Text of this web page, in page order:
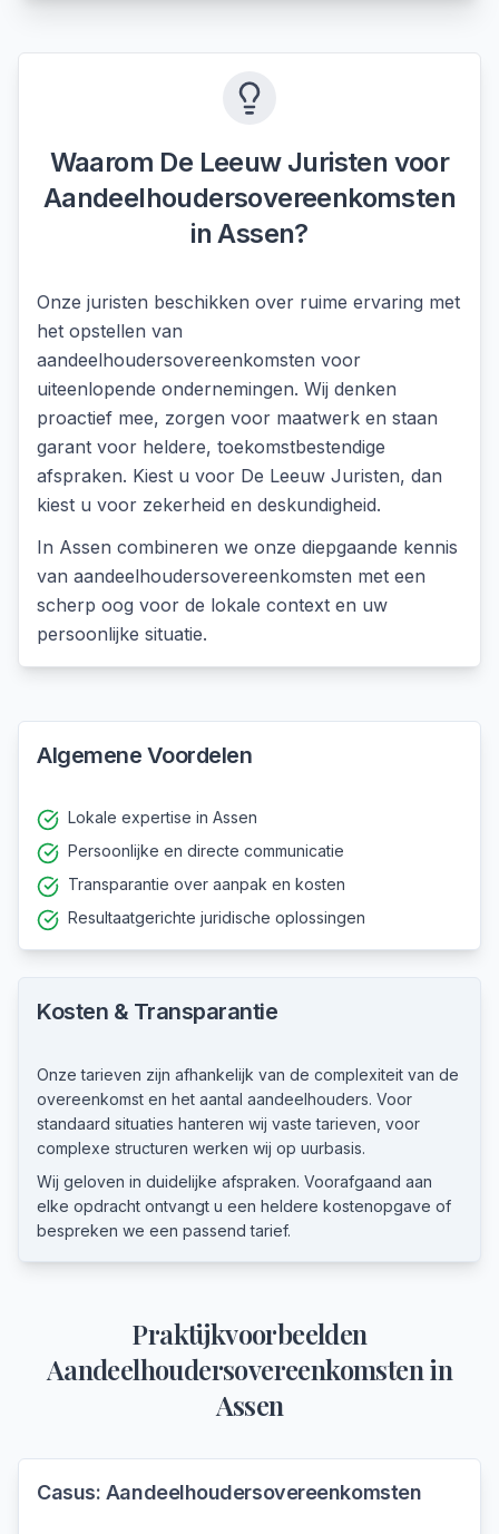
Waarom De Leeuw Juristen voor
Aandeelhoudersovereenkomsten
inAssen?
Onze juristen beschikken over ruime ervaring met
het opstellen van
aandeelhoudersovereenkomsten voor
uiteenlopende ondernemingen. Wij denken
proactief mee, zorgen voor maatwerk en staan
garant voor heldere, toekomstbestendige
afspraken. Kiest u voor De Leeuw Juristen, dan
kiest u voor zekerheid en deskundigheid.
In Assen combineren we onze diepgaande kennis
van aandeelhoudersovereenkomsten met een
scherp oog voor de lokale context en uw
persoonlijke situatie.
Algemene Voordelen
Lokale expertise in Assen
Persoonlijke en directe communicatie
Transparantie over aanpak en kosten
Resultaatgerichte juridische oplossingen
Kosten & Transparantie
Onze tarieven zijn afhankelijk van de complexiteit van de
overeenkomst en het aantal aandeelhouders. Voor
standaard situaties hanteren wij vaste tarieven, voor
complexe structuren werken wij op uurbasis.
Wij geloven in duidelijke afspraken. Voorafgaand aan
elke opdracht ontvangt u een heldere kostenopgave of
bespreken we een passend tarief.
Praktijkvoorbeelden
Aandeelhoudersovereenkomstenin
Assen
Casus: Aandeelhoudersovereenkomsten